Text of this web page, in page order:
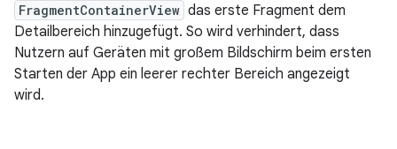
FragmentContainerView das erste Fragment dem
Detailbereich hinzugefügt. So wird verhindert, dass
Nutzern auf Geräten mit großem Bildschirm beim ersten
Starten der App ein leerer rechter Bereich angezeigt
wird.